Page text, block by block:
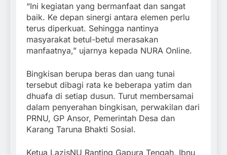
“Ini kegiatan yang bermanfaat dan sangat
baik. Ke depan sinergi antara elemen perlu
terus diperkuat. Sehingga nantinya
masyarakat betul-betul merasakan
manfaatnya,” ujarnya kepada NURA Online.
Bingkisan berupa beras dan uang tunai
tersebut dibagi rata ke beberapa yatim dan
dhuafa di setiap dusun. Turut membersamai
dalam penyerahan bingkisan, perwakilan dari
PRNU, GP Ansor, Pemerintah Desa dan
Karang Taruna Bhakti Sosial.
Ketua LazisNU Ranting Gapura Tengah, Ibnu